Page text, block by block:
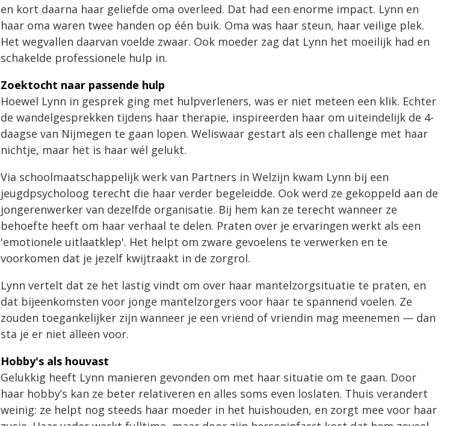
en kort daarna haar geliefde oma overleed. Dat had een enorme impact. Lynn en
haar oma waren twee handen op één buik. Oma was haar steun, haar veilige plek.
Het wegvallen daarvan voelde zwaar. Ook moeder zag dat Lynn het moeilijk had en
schakelde professionele hulp in.
Zoektocht naar passende hulp
Hoewel Lynn in gesprek ging met hulpverleners, was er niet meteen een klik. Echter
de wandelgesprekken tijdens haar therapie, inspireerden haar om uiteindelijk de 4-
daagse van Nijmegen te gaan lopen. Weliswaar gestart als een challenge met haar
nichtje, maar het is haar wél gelukt.
Via schoolmaatschappelijk werk van Partners in Welzijn kwam Lynn bij een
jeugdpsycholoog terecht die haar verder begeleidde. Ook werd ze gekoppeld aan de
jongerenwerker van dezelfde organisatie. Bij hem kan ze terecht wanneer ze
behoefte heeft om haar verhaal te delen. Praten over je ervaringen werkt als een
'emotionele uitlaatklep'. Het helpt om zware gevoelens te verwerken en te
voorkomen dat je jezelf kwijtraakt in de zorgrol.
Lynn vertelt dat ze het lastig vindt om over haar mantelzorgsituatie te praten, en
dat bijeenkomsten voor jonge mantelzorgers voor haar te spannend voelen. Ze
zouden toegankelijker zijn wanneer je een vriend of vriendin mag meenemen — dan
sta je er niet alleen voor.
Hobby's als houvast
Gelukkig heeft Lynn manieren gevonden om met haar situatie om te gaan. Door
haar hobby’s kan ze beter relativeren en alles soms even loslaten. Thuis verandert
weinig: ze helpt nog steeds haar moeder in het huishouden, en zorgt mee voor haar